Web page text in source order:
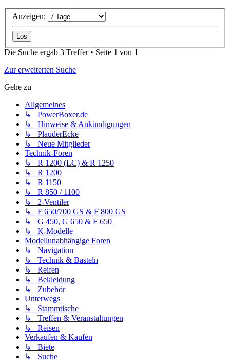
Anzeigen:
Die Suche ergab 3 Treffer • Seite 1 von 1
Zur erweiterten Suche
Gehe zu
Allgemeines
↳ PowerBoxer.de
↳ Hinweise & Ankündigungen
↳ PlauderEcke
↳ Neue Mitglieder
Technik-Foren
↳ R 1200 (LC) & R 1250
↳ R 1200
↳ R 1150
↳ R 850 / 1100
↳ 2-Ventiler
↳ F 650/700 GS & F 800 GS
↳ G 450, G 650 & F 650
↳ K-Modelle
Modellunabhängige Foren
↳ Navigation
↳ Technik & Basteln
↳ Reifen
↳ Bekleidung
↳ Zubehör
Unterwegs
↳ Stammtische
↳ Treffen & Veranstaltungen
↳ Reisen
Verkaufen & Kaufen
↳ Biete
↳ Suche